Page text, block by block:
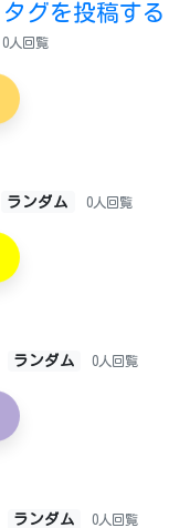
グを投稿する
0人回覧
ランダム 0人回覧
ランダム 0人回覧
ランダム 0人回覧